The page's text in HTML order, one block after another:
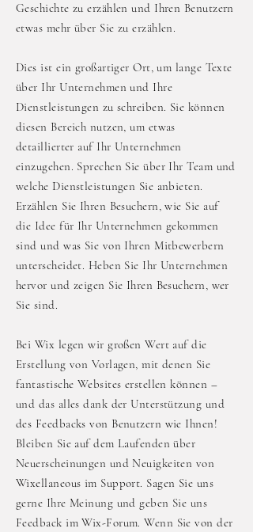
Geschichte zu erzählen und Ihren Benutzern
etwas mehr über Sie zu erzählen.
Dies ist ein großartiger Ort, um lange Texte
über Ihr Unternehmen und Ihre
Dienstleistungen zu schreiben. Sie können
diesen Bereich nutzen, um etwas
detaillierter auf Ihr Unternehmen
einzugehen. Sprechen Sie über Ihr Team und
welche Dienstleistungen Sie anbieten.
Erzählen Sie Ihren Besuchern, wie Sie auf
die Idee für Ihr Unternehmen gekommen
sind und was Sie von Ihren Mitbewerbern
unterscheidet. Heben Sie Ihr Unternehmen
hervor und zeigen Sie Ihren Besuchern, wer
Sie sind.
Bei Wix legen wir großen Wert auf die
Erstellung von Vorlagen, mit denen Sie
fantastische Websites erstellen können –
und das alles dank der Unterstützung und
des Feedbacks von Benutzern wie Ihnen!
Bleiben Sie auf dem Laufenden über
Neuerscheinungen und Neuigkeiten von
Wixellaneous im Support. Sagen Sie uns
gerne Ihre Meinung und geben Sie uns
Feedback im Wix-Forum. Wenn Sie von der